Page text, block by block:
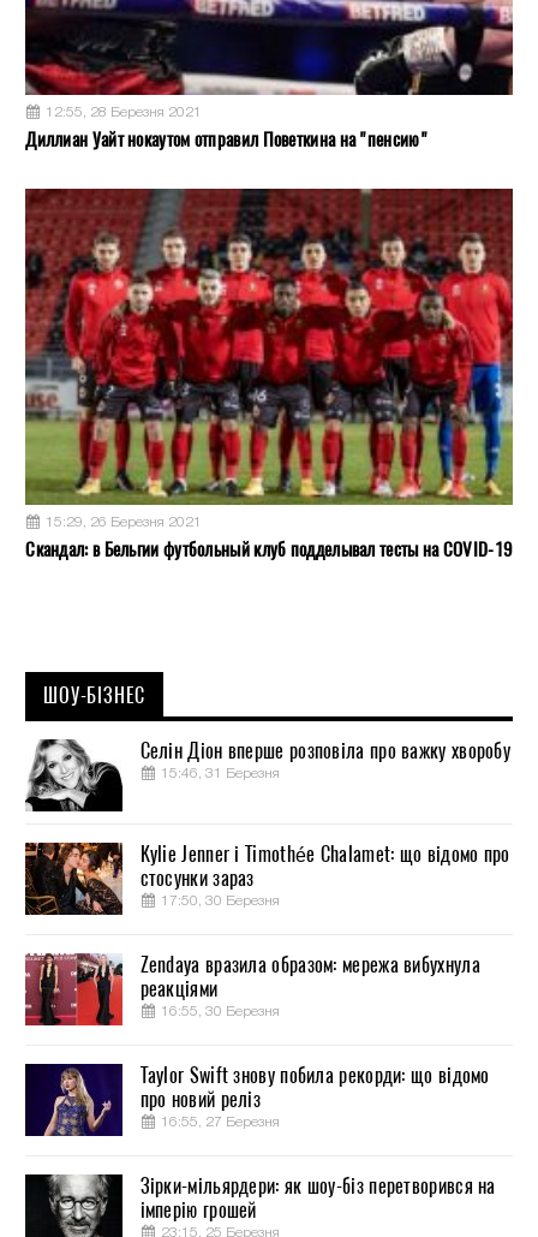
12:55, 28 Березня 2021
Диллиан Уайт нокаутом отправил Поветкина на "пенсию"
15:29, 26 Березня 2021
Скандал: в Бельгии футбольный клуб подделывал тесты на COVID-19
ШОУ-БІЗНЕС
Селін Діон вперше розповіла про важку хворобу
15:46, 31 Березня
Kylie Jenner і Timothée Chalamet: що відомо про
стосунки зараз
17:50, 30 Березня
Zendaya вразила образом: мережа вибухнула
реакціями
16:55, 30 Березня
Taylor Swift знову побила рекорди: що відомо
про новий реліз
16:55, 27 Березня
Зірки-мільярдери: як шоу-біз перетворився на
імперію грошей
23:15, 25 Березня